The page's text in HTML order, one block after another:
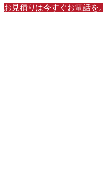
お見積りは今すぐお電話を。